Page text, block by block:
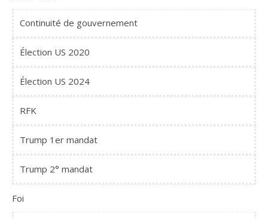
Continuité de gouvernement
Élection US 2020
Élection US 2024
RFK
Trump 1er mandat
Trump 2° mandat
Foi